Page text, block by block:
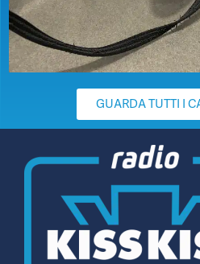
GUARDA TUTTI I